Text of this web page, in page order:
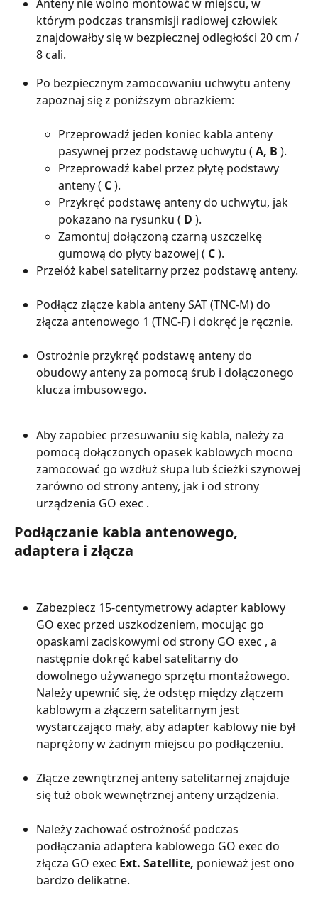
Anteny nie wolno montować w miejscu, w
którym podczas transmisji radiowej człowiek
znajdowałby się w bezpiecznej odległości 20 cm /
8 cali.
Po bezpiecznym zamocowaniu uchwytu anteny
zapoznaj się z poniższym obrazkiem:
Przeprowadź jeden koniec kabla anteny
pasywnej przez podstawę uchwytu ( A, B ).
Przeprowadź kabel przez płytę podstawy
anteny ( C ).
Przykręć podstawę anteny do uchwytu, jak
pokazano na rysunku ( D ).
Zamontuj dołączoną czarną uszczelkę
gumową do płyty bazowej ( C ).
Przełóż kabel satelitarny przez podstawę anteny.
Podłącz złącze kabla anteny SAT (TNC-M) do
złącza antenowego 1 (TNC-F) i dokręć je ręcznie.
Ostrożnie przykręć podstawę anteny do
obudowy anteny za pomocą śrub i dołączonego
klucza imbusowego.
Aby zapobiec przesuwaniu się kabla, należy za
pomocą dołączonych opasek kablowych mocno
zamocować go wzdłuż słupa lub ścieżki szynowej
zarówno od strony anteny, jak i od strony
urządzenia GO exec .
Podłączanie kabla antenowego,
adaptera i złącza
Zabezpiecz 15-centymetrowy adapter kablowy
GO exec przed uszkodzeniem, mocując go
opaskami zaciskowymi od strony GO exec , a
następnie dokręć kabel satelitarny do
dowolnego używanego sprzętu montażowego.
Należy upewnić się, że odstęp między złączem
kablowym a złączem satelitarnym jest
wystarczająco mały, aby adapter kablowy nie był
naprężony w żadnym miejscu po podłączeniu.
Złącze zewnętrznej anteny satelitarnej znajduje
się tuż obok wewnętrznej anteny urządzenia.
Należy zachować ostrożność podczas
podłączania adaptera kablowego GO exec do
złącza GO exec Ext. Satellite, ponieważ jest ono
bardzo delikatne.